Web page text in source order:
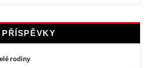
rodiny